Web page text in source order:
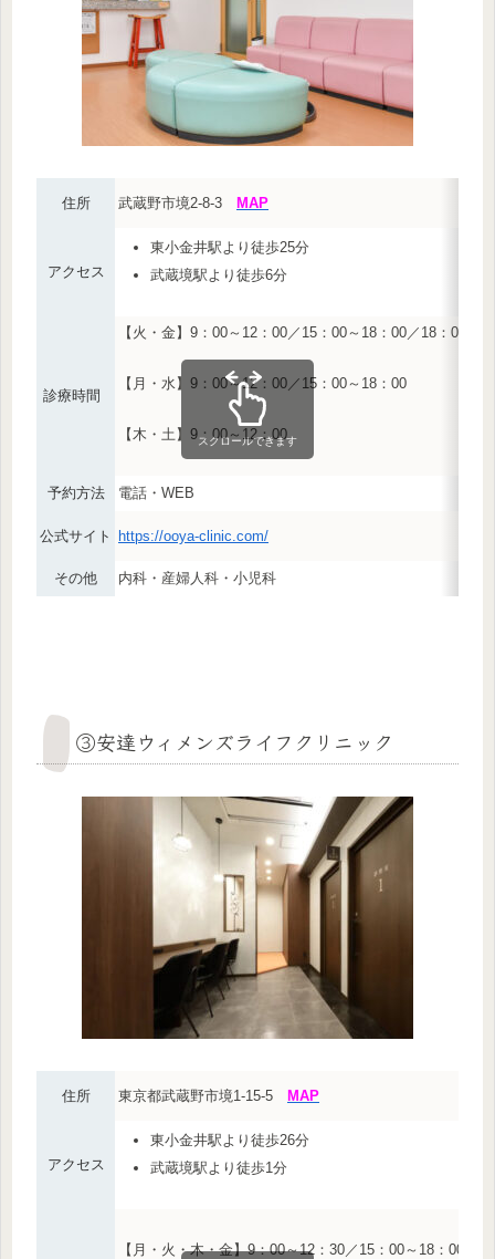
住所 武蔵野市境2-8-3 MAP
アクセス
東小金井駅より徒歩25分
武蔵境駅より徒歩6分
診療時間
【火・金】9：00～12：00／15：00～18：00／18：00～
【月・水】9：00～12：00／15：00～18：00
【木・土】9：00～12：00
予約方法 電話・WEB
公式サイト https://ooya-clinic.com/
その他 内科・産婦人科・小児科
スクロールできます
③安達ウィメンズライフクリニック
住所 東京都武蔵野市境1-15-5 MAP
アクセス
東小金井駅より徒歩26分
武蔵境駅より徒歩1分
【月・火・木・金】9：00～12：30／15：00～18：00